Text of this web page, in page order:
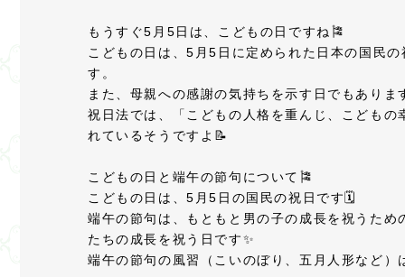
もうすぐ5月5日は、こどもの日ですね🎏
こどもの日は、5月5日に定められた日本の国民
す。
また、母親への感謝の気持ちを示す日でもありま
祝日法では、「こどもの人格を重んじ、こども
れているそうですよ📝
こどもの日と端午の節句について🎏
こどもの日は、5月5日の国民の祝日です🗓️
端午の節句は、もともと男の子の成長を祝うた
たちの成長を祝う日です✨
端午の節句の風習（こいのぼり、五月人形など